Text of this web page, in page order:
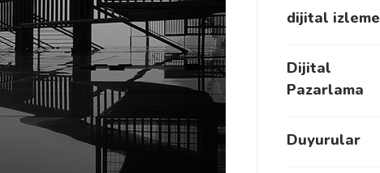
dijital izleme
Dijital
Pazarlama
Duyurular